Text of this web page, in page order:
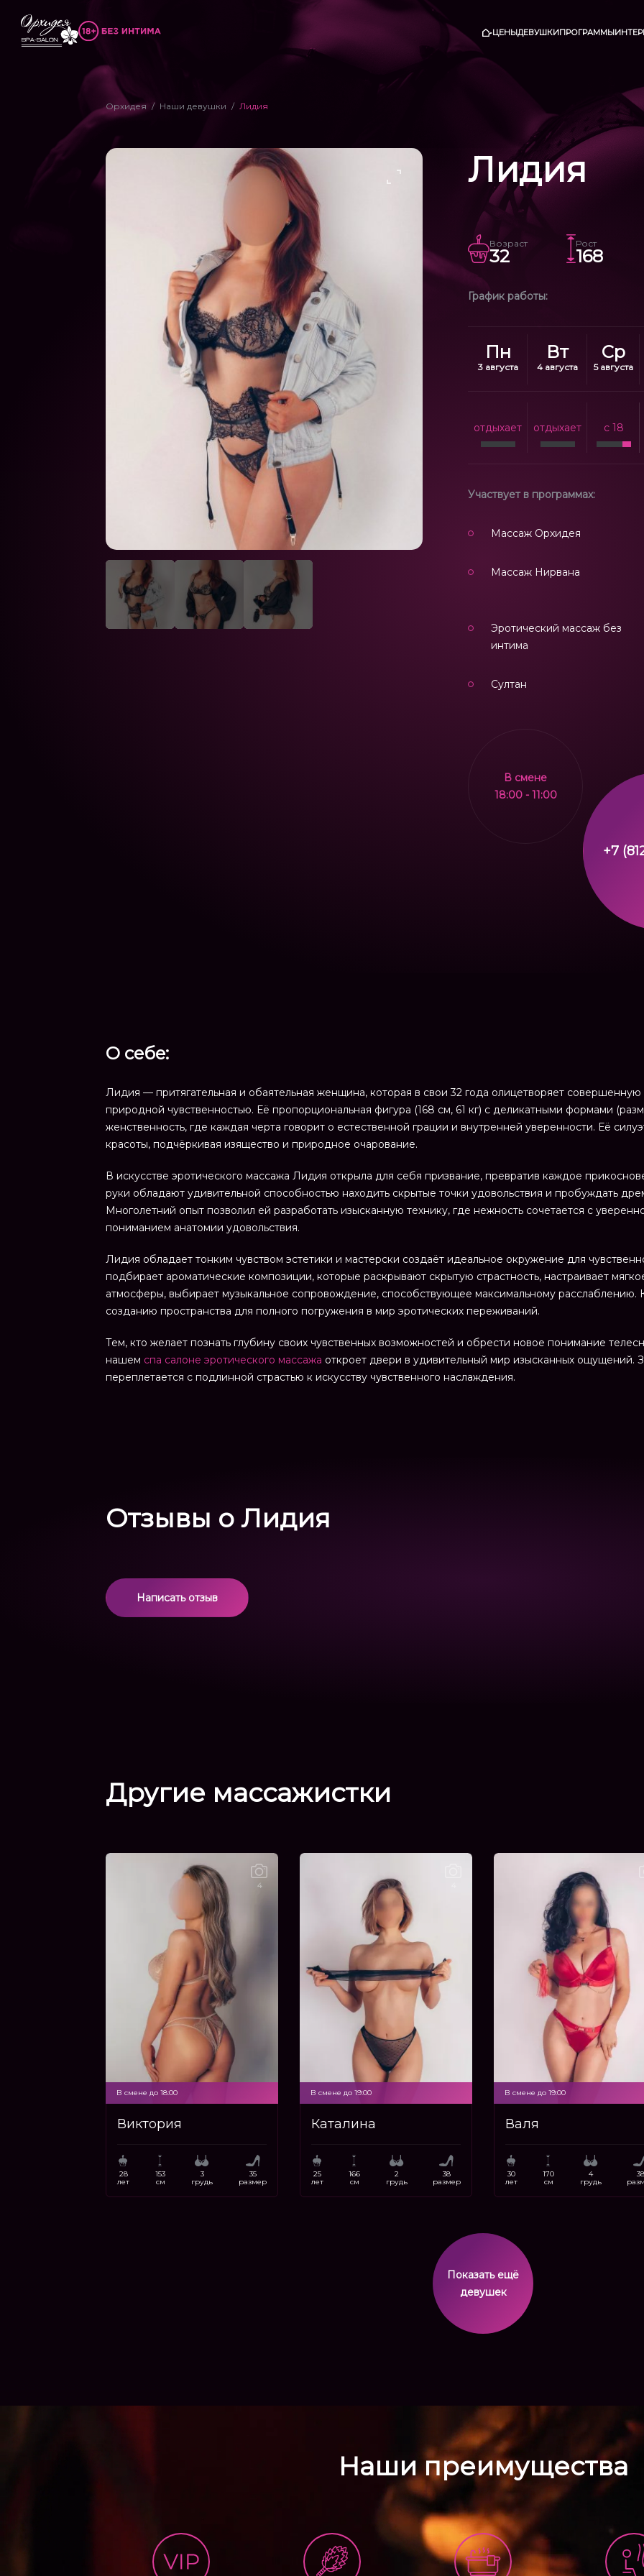
ЦЕНЫДЕВУШКИПРОГРАММЫ
Орхидея Наши девушки Лидия
Лидия
Возраст
32
Рост
168
График работы:
Пн
3 августа
Вт
4 августа
Ср
5 августа
отдыхает отдыхает c 18
Участвует в программах:
Массаж Орхидея
Массаж Нирвана
Эротический массаж без
интима
Султан
В смене
18:00 - 11:00
+7
О себе:
Лидия — притягательная и обаятельная женщина, которая в свои 32 года олицетворяет
природной чувственностью. Её пропорциональная фигура (168 см, 61 кг) с деликатными формами
женственность, где каждая черта говорит о естественной грации и внутренней уверенности. Её
красоты, подчёркивая изящество и природное очарование.
В искусстве эротического массажа Лидия открыла для себя призвание, превратив каждое
руки обладают удивительной способностью находить скрытые точки удовольствия и пробуждать
Многолетний опыт позволил ей разработать изысканную технику, где нежность сочетается с
пониманием анатомии удовольствия.
Лидия обладает тонким чувством эстетики и мастерски создаёт идеальное окружение для
подбирает ароматические композиции, которые раскрывают скрытую страстность, настраивает
атмосферы, выбирает музыкальное сопровождение, способствующее максимальному
созданию пространства для полного погружения в мир эротических переживаний.
Тем, кто желает познать глубину своих чувственных возможностей и обрести новое понимание
нашем спа салоне эротического массажа откроет двери в удивительный мир изысканных ощущений.
переплетается с подлинной страстью к искусству чувственного наслаждения.
Отзывы о Лидия
Написать отзыв
Другие массажистки
4
В смене до 18:00
Виктория
28
лет
153
см
3
грудь
35
размер
В смене до 19:00
Каталина
25
лет
166
см
2
грудь
38
размер
В смене до 19:00
Валя
30
лет
170
см
4
грудь
38
Показать ещё
девушек
Наши преимущества